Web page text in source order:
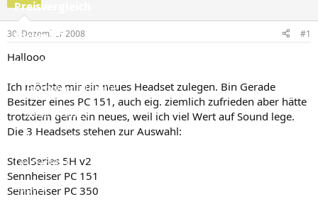
Preisvergleich
Forum
Aktuelles
Empfohlene Inhalte
Neue Beiträge
Neueste Aktivitäten
Leserartikel
Regeln
e
e
r
e
t
30. Dezember 2008 #1
Hallooo
Ich möchte mir ein neues Headset zulegen. Bin Gerade
Besitzer eines PC 151, auch eig. ziemlich zufrieden aber hätte
trotzdem gern ein neues, weil ich viel Wert auf Sound lege.
Die 3 Headsets stehen zur Auswahl:
SteelSeries 5H v2
Sennheiser PC 151
Sennheiser PC 350